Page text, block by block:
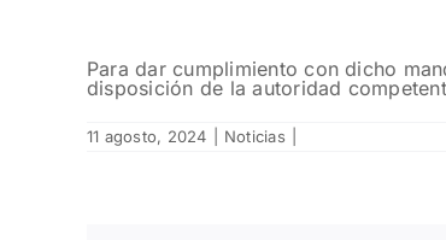
Para dar cumplimiento con dicho
disposición de la autoridad
11 agosto, 2024 Noticias